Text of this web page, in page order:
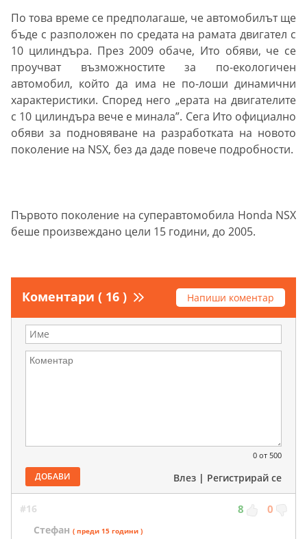
По това време се предполагаше, че автомобилът ще
бъде с разположен по средата на рамата двигател с
10 цилиндъра. През 2009 обаче, Ито обяви, че се
проучват възможностите за по-екологичен
автомобил, който да има не по-лоши динамични
характеристики. Според него „ерата на двигателите
с 10 цилиндъра вече е минала”. Сега Ито официално
обяви за подновяване на разработката на новото
поколение на NSX, без да даде повече подробности.
Първото поколение на суперавтомобила Honda NSX
беше произвеждано цели 15 години, до 2005.
Коментари ( 16 ) Напиши коментар
0 от 500
ДОБАВИ Влез | Регистрирай се
#16 8 0
Стефан ( преди 15 години )